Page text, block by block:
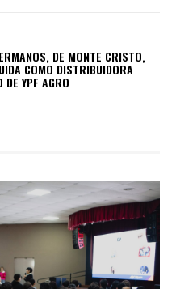
DE MONTE CRISTO,
COMO DISTRIBUIDORA
DE YPF AGRO